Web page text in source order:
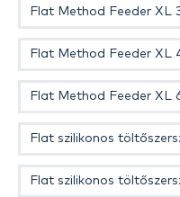
Flat Method Feeder XL
Flat Method Feeder XL
Flat Method Feeder XL
Flat szilikonos
Flat szilikonos